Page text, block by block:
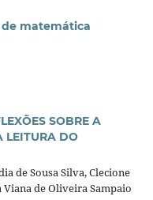
matemática
SOBRE A
LEITURA DO
de Sousa Silva, Clecione
de Oliveira Sampaio